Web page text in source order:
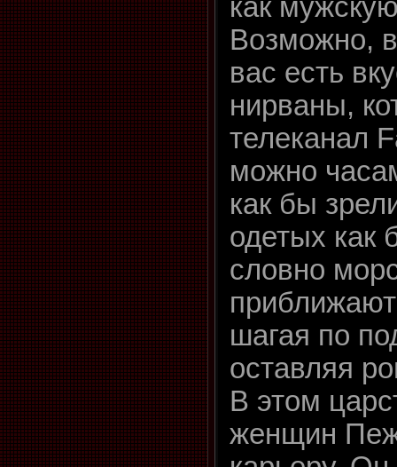
как
Возможно,
вас есть
нирваны,
телеканал
можно
как бы
одетых как
словно
шагая по
оставляя
В этом
женщин